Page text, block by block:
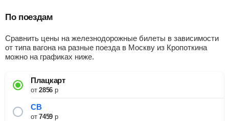
По поездам
Сравнить цены на железнодорожные билеты в зависимости
от типа вагона на разные поезда в Москву из Кропоткина
можно на графиках ниже.
Плацкарт
от2856р
СВ
от7459р